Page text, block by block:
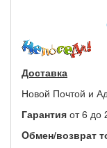
Доставка
Новой Почтой и
Гарантия от 6 до
Oбмен/возврат